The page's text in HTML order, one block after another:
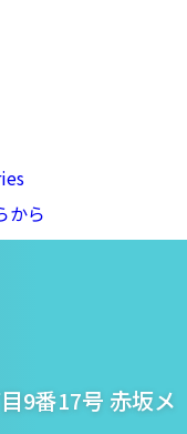
から
9番17号 赤坂メ